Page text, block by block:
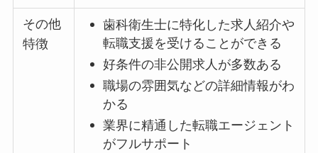
その他
特徴
歯科衛生士に特化した求人紹介や
転職支援を受けることができる
好条件の非公開求人が多数ある
職場の雰囲気などの詳細情報がわ
かる
業界に精通した転職エージェント
がフルサポート